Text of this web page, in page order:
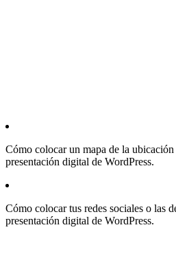
Cómo colocar un mapa de la
presentación digital de WordPress.
Cómo colocar tus redes sociales o las
presentación digital de WordPress.